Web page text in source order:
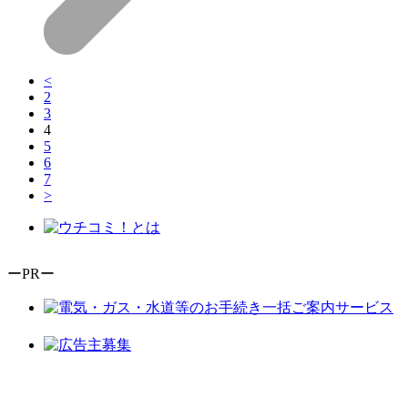
<
2
3
4
5
6
7
>
ーPRー